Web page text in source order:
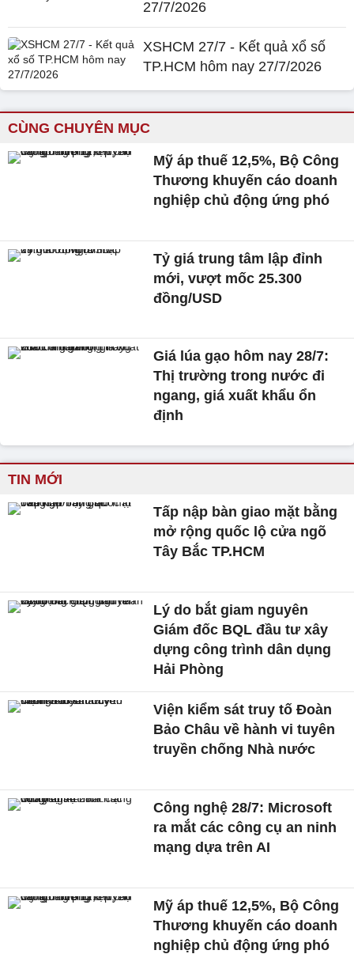
27/7/2026
XSHCM 27/7 - Kết quả xổ số
TP.HCM hôm nay 27/7/2026
CÙNG CHUYÊN MỤC
Mỹ áp thuế 12,5%, Bộ Công
Thương khuyến cáo doanh
nghiệp chủ động ứng phó
Tỷ giá trung tâm lập đỉnh
mới, vượt mốc 25.300
đồng/USD
Giá lúa gạo hôm nay 28/7:
Thị trường trong nước đi
ngang, giá xuất khẩu ổn
định
TIN MỚI
Tấp nập bàn giao mặt bằng
mở rộng quốc lộ cửa ngõ
Tây Bắc TP.HCM
Lý do bắt giam nguyên
Giám đốc BQL đầu tư xây
dựng công trình dân dụng
Hải Phòng
Viện kiểm sát truy tố Đoàn
Bảo Châu về hành vi tuyên
truyền chống Nhà nước
Công nghệ 28/7: Microsoft
ra mắt các công cụ an ninh
mạng dựa trên AI
Mỹ áp thuế 12,5%, Bộ Công
Thương khuyến cáo doanh
nghiệp chủ động ứng phó